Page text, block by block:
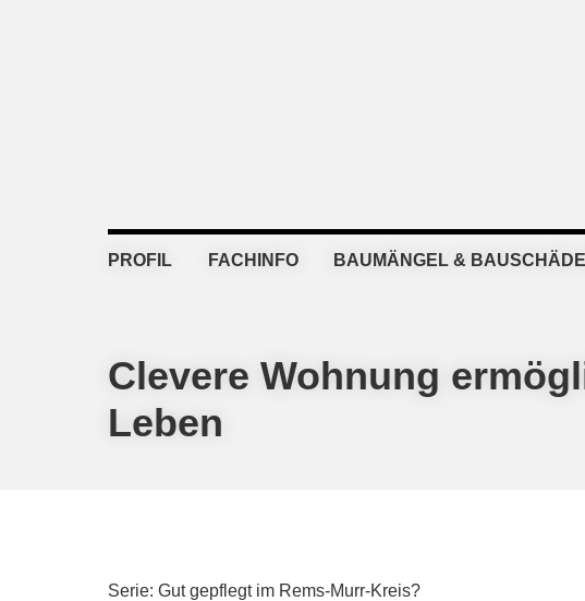
PROFIL FACHINFO BAUMÄNGEL &
Clevere Wohnung
Leben
Serie: Gut gepflegt im Rems-Murr-Kreis?